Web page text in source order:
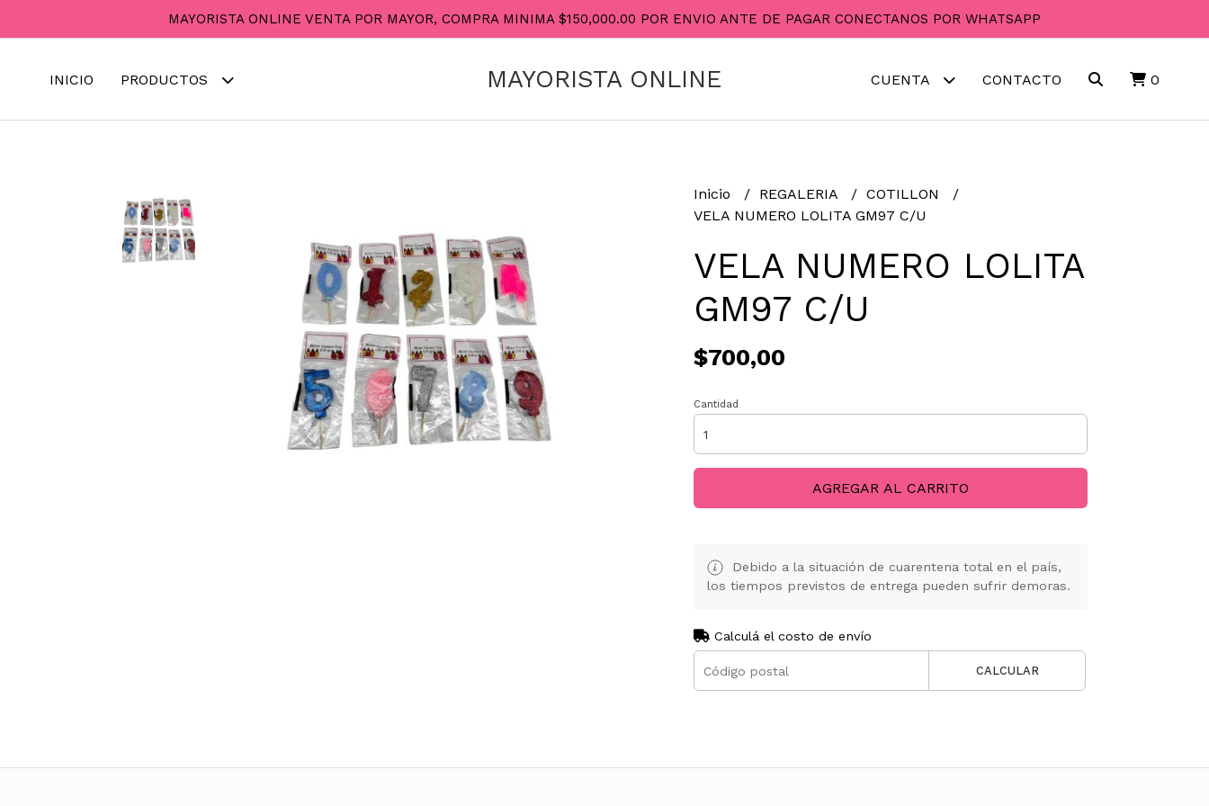
MAYORISTA ONLINE VENTA POR MAYOR, COMPRA MINIMA $150,000.00 POR ENVIO ANTE DE PAGAR CONECTANOS POR WHATSAPP
INICIO PRODUCTOS MAYORISTA ONLINE CUENTA CONTACTO 0
Inicio REGALERIA
COTILLON
VELA NUMERO LOLITA GM97 C/U
VELA NUMERO LOLITA
GM97 C/U
$700,00
Cantidad
AGREGAR AL CARRITO
Debido a la situación de cuarentena total en el país,
los tiempos previstos de entrega pueden sufrir demoras.
Calculá el costo de envío
CALCULAR